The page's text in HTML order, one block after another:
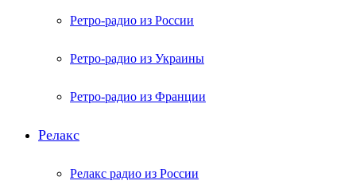
Ретро-радио из России
Ретро-радио из Украины
Ретро-радио из Франции
Релакс
Релакс радио из России